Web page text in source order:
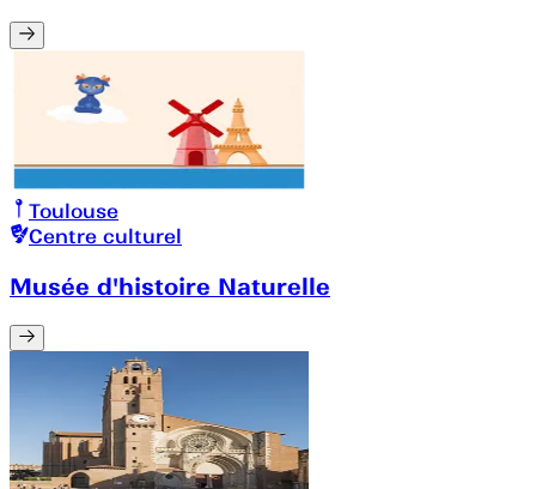
Toulouse
Centre culturel
Musée d'histoire Naturelle